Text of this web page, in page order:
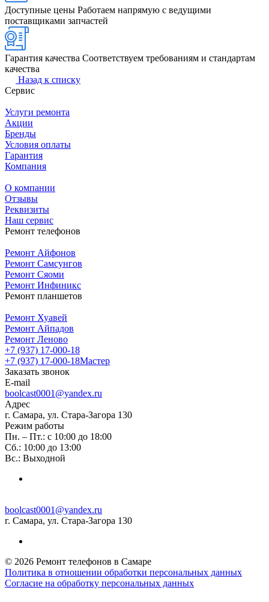
Доступные цены Работаем напрямую с ведущими
поставщиками запчастей
Гарантия качества Соответствуем требованиям и стандартам
качества
Назад к списку
Сервис
Услуги ремонта
Акции
Бренды
Условия оплаты
Гарантия
Компания
О компании
Отзывы
Реквизиты
Наш сервис
Ремонт телефонов
Ремонт Айфонов
Ремонт Самсунгов
Ремонт Сяоми
Ремонт Инфиникс
Ремонт планшетов
Ремонт Хуавей
Ремонт Айпадов
Ремонт Леново
+7 (937) 17-000-18
+7 (937) 17-000-18Мастер
Заказать звонок
E-mail
boolcast0001@yandex.ru
Адрес
г. Самара, ул. Стара-Загора 130
Режим работы
Пн. – Пт.: с 10:00 до 18:00
Сб.: 10:00 до 13:00
Вс.: Выходной
boolcast0001@yandex.ru
г. Самара, ул. Стара-Загора 130
© 2026 Ремонт телефонов в Самаре
Политика в отношении обработки персональных данных
Согласие на обработку персональных данных